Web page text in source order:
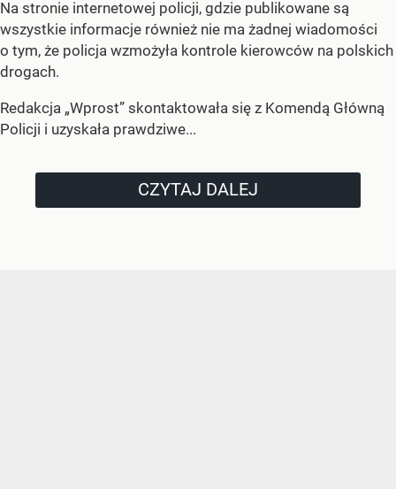
Na stronie internetowej policji, gdzie publikowane są
wszystkie informacje również nie ma żadnej wiadomości
o tym, że policja wzmożyła kontrole kierowców na polskich
drogach.
Redakcja „Wprost” skontaktowała się z Komendą Główną
Policji i uzyskała prawdziwe...
CZYTAJ DALEJ